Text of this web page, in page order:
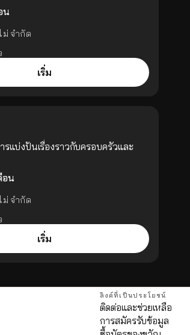
น
ม่ จำกัด
เริ่ม
แบ่งปันเรื่องราวกับครอบครัวและ
อน
ม่ จำกัด
เริ่ม
ลิงค์ที่เป็นประโยชน์
ติดต่อและช่วยเหลือ
การสมัครรับข้อมูล